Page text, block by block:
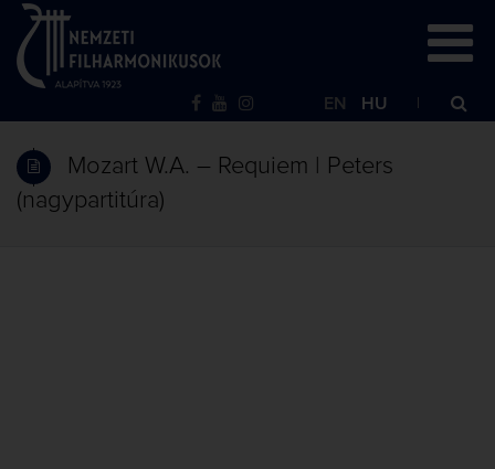
EN HU
Mozart W.A. – Requiem | Peters
(nagypartitúra)